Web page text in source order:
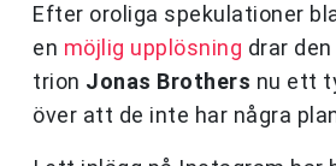
Efter oroliga spekulationer
en möjlig upplösning drar
trion Jonas Brothers nu ett
över att de inte har några